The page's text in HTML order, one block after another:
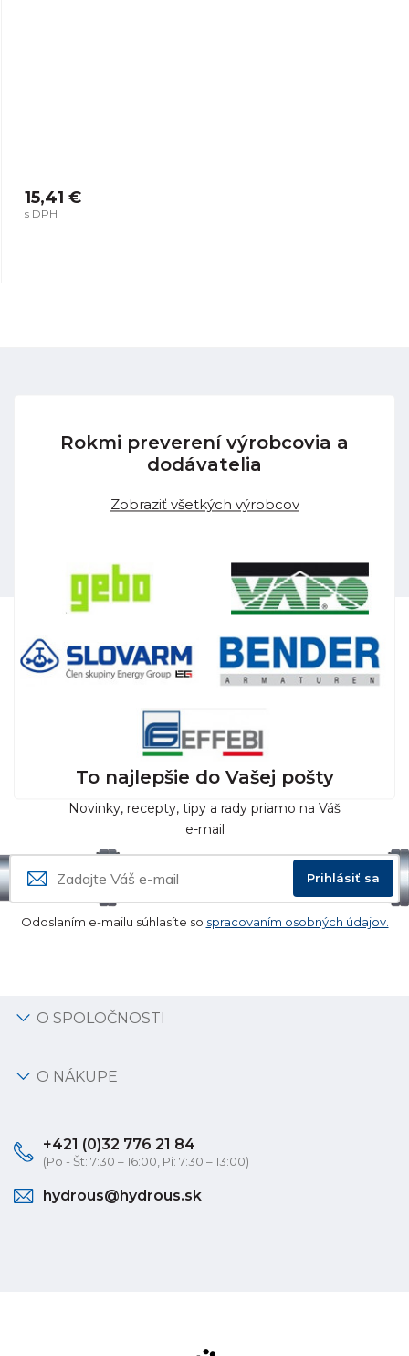
15,41 €
s DPH
Rokmi preverení výrobcovia a
dodávatelia
Zobraziť všetkých výrobcov
To najlepšie do Vašej pošty
Novinky, recepty, tipy a rady priamo na Váš
e-mail
Prihlásiť sa
Odoslaním e-mailu súhlasíte so spracovaním osobných údajov.
O SPOLOČNOSTI
O NÁKUPE
+421 (0)32 776 21 84
(Po - Št: 7:30 – 16:00, Pi: 7:30 – 13:00)
hydrous@hydrous.sk